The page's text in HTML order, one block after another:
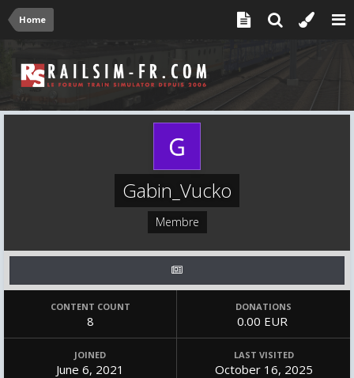
Home
Gabin_Vucko
Membre
CONTENT COUNT
8
DONATIONS
0.00 EUR
JOINED
June 6, 2021
LAST VISITED
October 16, 2025